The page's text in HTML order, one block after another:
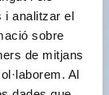
i analitzar el
sobre
de mitjans
Al
es poden
de forma